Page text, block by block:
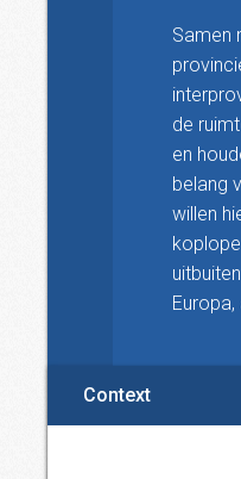
Samen
de
en
belang
willen
Context